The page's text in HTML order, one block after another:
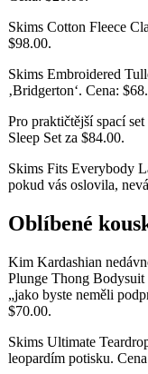
Skims Cotton Fleece
$98.00.
Skims Embroidered
‚Bridgerton‘. Cena:
Pro praktičtější spací
Sleep Set za $84.00.
Skims Fits Everybody
pokud vás oslovila,
Oblíbené
Kim Kardashian
Plunge Thong
„jako byste neměli
$70.00.
Skims Ultimate
leopardím potisku.